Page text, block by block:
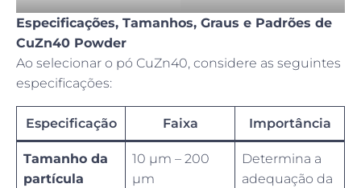
Especificações, Tamanhos, Graus e Padrões de
CuZn40 Powder
Ao selecionar o pó CuZn40, considere as seguintes
especificações:
Especificação Faixa Importância
Tamanho da
partícula
10 µm – 200
µm
Determina a
adequação da